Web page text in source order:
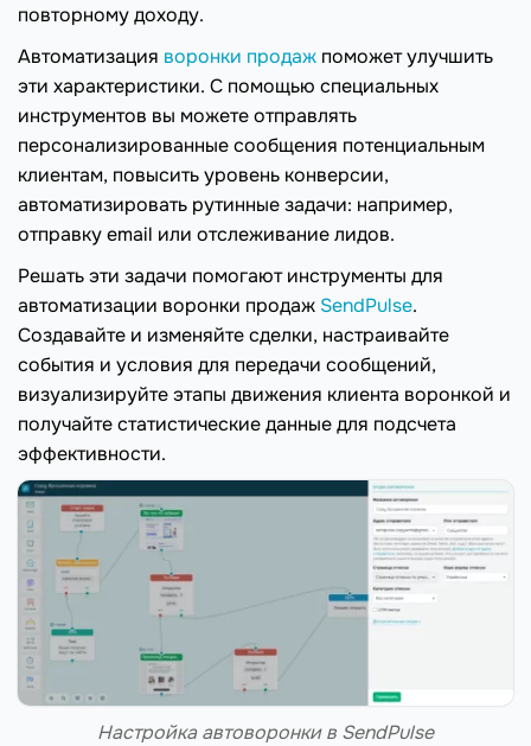
повторному доходу.
Автоматизация воронки продаж поможет улучшить
эти характеристики. С помощью специальных
инструментов вы можете отправлять
персонализированные сообщения потенциальным
клиентам, повысить уровень конверсии,
автоматизировать рутинные задачи: например,
отправку email или отслеживание лидов.
Решать эти задачи помогают инструменты для
автоматизации воронки продаж SendPulse.
Создавайте и изменяйте сделки, настраивайте
события и условия для передачи сообщений,
визуализируйте этапы движения клиента воронкой и
получайте статистические данные для подсчета
эффективности.
Настройка автоворонки в SendPulse